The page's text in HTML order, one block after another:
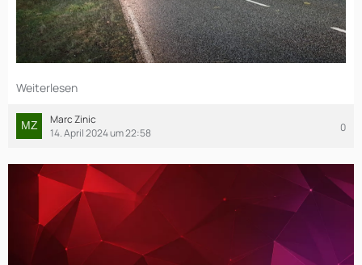
Weiterlesen
Marc Zinic
14. April 2024 um 22:58
0